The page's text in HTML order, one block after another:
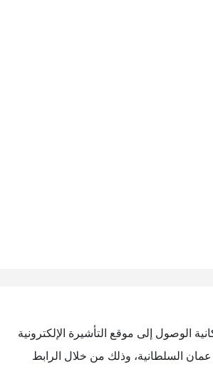
الوصول إلى موقع التأشيرة الإلكترونية
السلطانية، وذلك من خلال الرابط